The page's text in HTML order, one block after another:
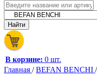
В корзине: 0 шт.
Главная /BEFAN BENCHI /